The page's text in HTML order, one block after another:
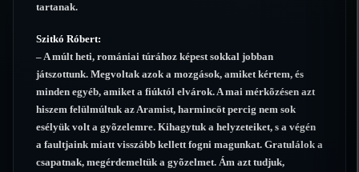
tartanak.
Szitkó Róbert:
– A múlt heti, romániai túrához képest sokkal jobban
játszottunk. Megvoltak azok a mozgások, amiket kértem, és
minden egyéb, amiket a fiúktól elvárok. A mai mérkõzésen azt
hiszem felülmúltuk az Aramist, harmincöt percig nem sok
esélyük volt a gyõzelemre. Kihagytuk a helyzeteiket, s a végén
a faultjaink miatt visszább kellett fogni magunkat. Gratulálok a
csapatnak, megérdemeltük a gyõzelmet. Ám azt tudjuk,